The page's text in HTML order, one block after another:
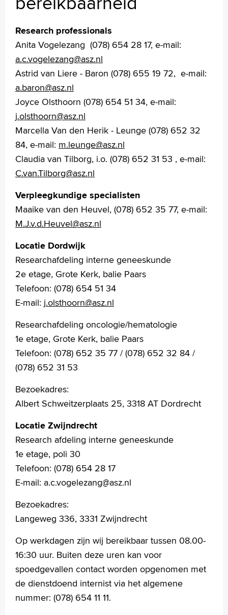
Homepage
Praktische informatie
Specialismen
Medewerkers
MijnASz
Verwijzers
Wetenschappelijk onderzoek
Voorleesfunctie
Language
Zoeken
English
Polski
Türkçe
Arabisch
Research professionals
Anita Vogelezang (078) 654 28 17, e-mail:
a.c.vogelezang@asz.nl
Astrid van Liere - Baron (078) 655 19 72, e-mail:
a.baron@asz.nl
Joyce Olsthoorn (078) 654 51 34, e-mail:
j.olsthoorn@asz.nl
Marcella Van den Herik - Leunge (078) 652 32
84, e-mail: m.leunge@asz.nl
Claudia van Tilborg, i.o. (078) 652 31 53 , e-mail:
C.van.Tilborg@asz.nl
Verpleegkundige specialisten
Maaike van den Heuvel, (078) 652 35 77, e-mail:
M.J.v.d.Heuvel@asz.nl
Locatie Dordwijk
Researchafdeling interne geneeskunde
2e etage, Grote Kerk, balie Paars
Telefoon: (078) 654 51 34
E-mail: j.olsthoorn@asz.nl
Researchafdeling oncologie/hematologie
1e etage, Grote Kerk, balie Paars
Telefoon: (078) 652 35 77 / (078) 652 32 84 /
(078) 652 31 53
Bezoekadres:
Albert Schweitzerplaats 25, 3318 AT Dordrecht
Locatie Zwijndrecht
Research afdeling interne geneeskunde
1e etage, poli 30
Telefoon: (078) 654 28 17
E-mail: a.c.vogelezang@asz.nl
Bezoekadres:
Langeweg 336, 3331 Zwijndrecht
Op werkdagen zijn wij bereikbaar tussen 08.00-
16:30 uur. Buiten deze uren kan voor
spoedgevallen contact worden opgenomen met
de dienstdoend internist via het algemene
nummer: (078) 654 11 11.